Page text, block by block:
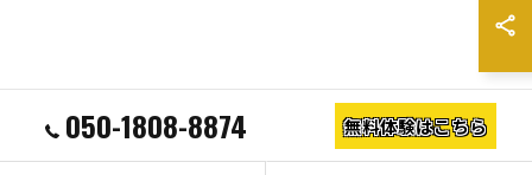
050-1808-8874 無料体験はこちら